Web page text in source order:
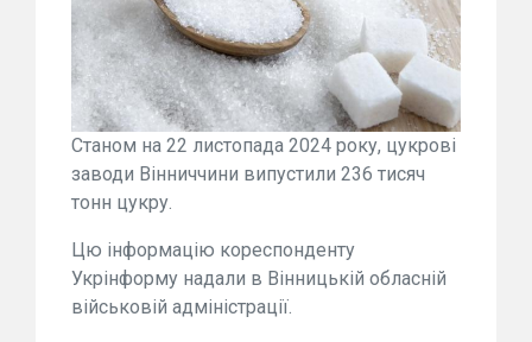
Станом на 22 листопада 2024 року, цукрові
заводи Вінниччини випустили 236 тисяч
тонн цукру.
Цю інформацію кореспонденту
Укрінформу надали в Вінницькій обласній
військовій адміністрації.